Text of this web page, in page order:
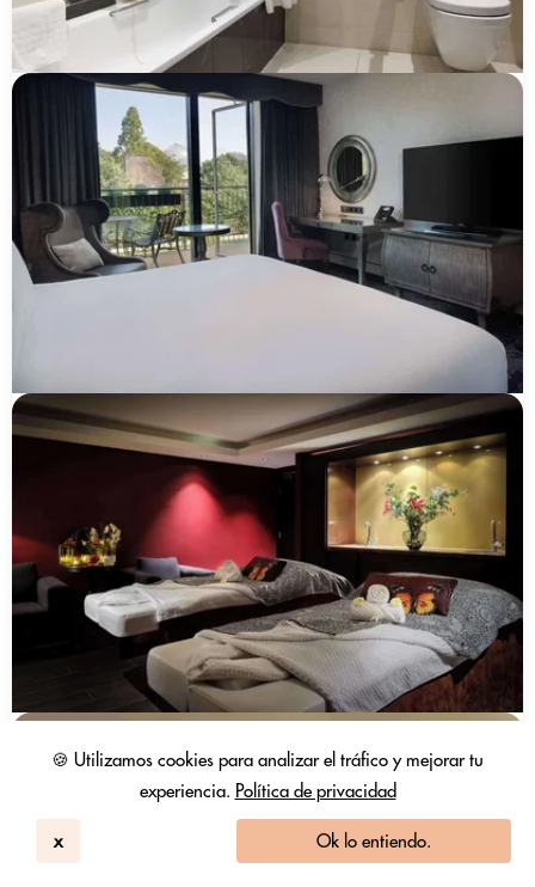
🍪 Utilizamos cookies para analizar el tráfico y mejorar tu
experiencia. Política de privacidad
x Ok lo entiendo.